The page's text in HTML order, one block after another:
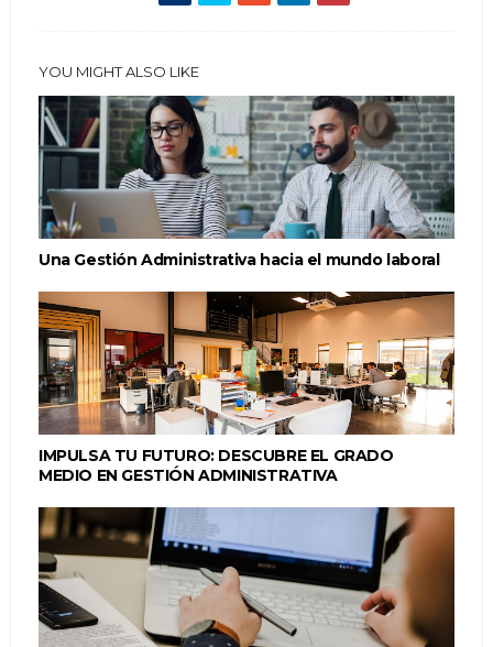
YOU MIGHT ALSO LIKE
Una Gestión Administrativa hacia el mundo laboral
IMPULSA TU FUTURO: DESCUBRE EL GRADO
MEDIO EN GESTIÓN ADMINISTRATIVA